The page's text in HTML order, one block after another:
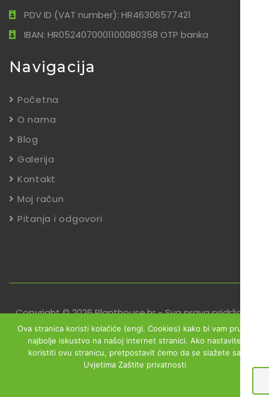
PDV ID (VAT number): HR46306577421
IBAN: HR0524070001100080358 OTP banka
Navigacija
Početna
O nama
Blog
Galerija
Kontakt
Moj račun
Pitanja i odgovori
Copyright © 2026 Planthouse.hr - Sva prava pridržana
Uvjeti poslovanja Reklamacije
Zaštita podataka
Izjava o sigurnosti online plaćanja
Obrazac za jednostrani raskid ugovora
Ova stranica koristi kolačiće (engl. Cookies) kako bi vam pružili
najbolje iskustvo na našoj internet stranici. Ako nastavite
koristiti ovu stranicu, pretpostavit ćemo da se slažete sa
Uvjetima Zaštite privatnosti